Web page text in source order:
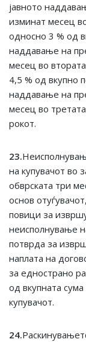
јавното
изминат месец
односно 3 % од
наддавање на
месец во
4,5 % од вкупно
наддавање на
месец во
рокот.
23.
на купувачот во
обврската три
основ
повици за
неисполнување
потврда за
наплата на
за еднострано
од вкупната
купувачот.
24.